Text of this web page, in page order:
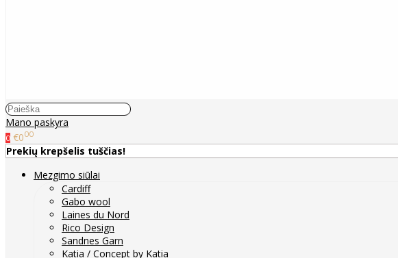
Mano paskyra
0 €000
Prekių krepšelis tuščias!
Mezgimo siūlai
Cardiff
Gabo wool
Laines du Nord
Rico Design
Sandnes Garn
Katia / Concept by Katia